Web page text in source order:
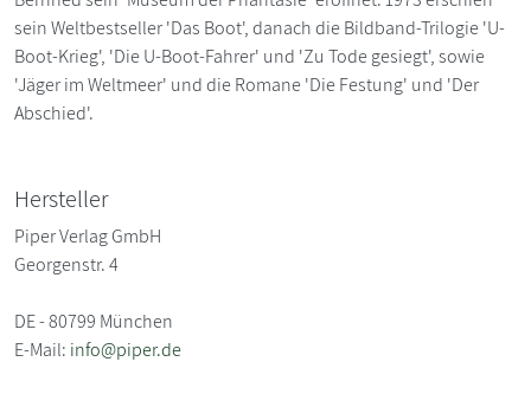
sein Weltbestseller 'Das Boot', danach die Bildband-Trilogie 'U-
Boot-Krieg', 'Die U-Boot-Fahrer' und 'Zu Tode gesiegt', sowie
'Jäger im Weltmeer' und die Romane 'Die Festung' und 'Der
Abschied'.
Hersteller
Piper Verlag GmbH
Georgenstr. 4
DE - 80799 München
E-Mail: info@piper.de